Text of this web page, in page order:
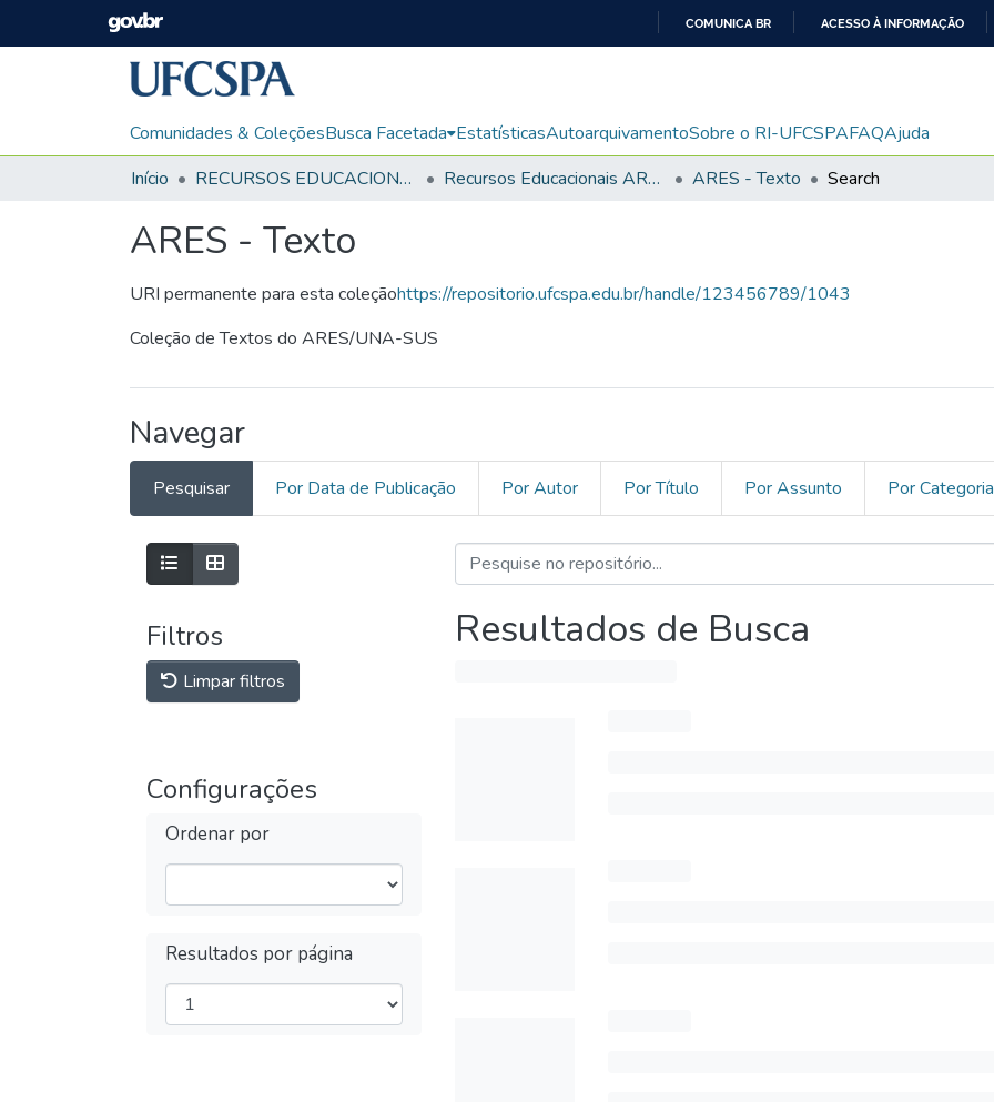
CONTEÚDO
COMUNICA BR ACESSO À INFORMAÇÃO
Comunidades & ColeçõesBusca Facetada EstatísticasAutoarquivamentoSobre o RI-UFCSPAFAQAjuda
Início
RECURSOS EDUCACIONAIS Recursos Educacionais ARES/UNA-SUS ARES - Texto Search
ARES - Texto
URI permanente para esta coleçãohttps://repositorio.ufcspa.edu.br/handle/123456789/1043
Coleção de Textos do ARES/UNA-SUS
Navegar
Pesquisar Por Data de Publicação Por Autor Por Título Por Assunto Por
Filtros
Limpar filtros
Configurações
Ordenar por
Resultados por página
Resultados de Busca